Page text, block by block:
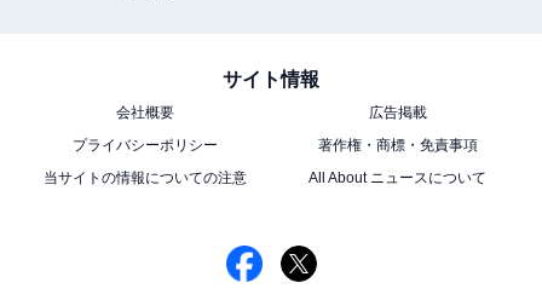
サイト情報
会社概要
広告掲載
プライバシーポリシー
著作権・商標・免責事項
当サイトの情報についての注意
All About ニュースについて